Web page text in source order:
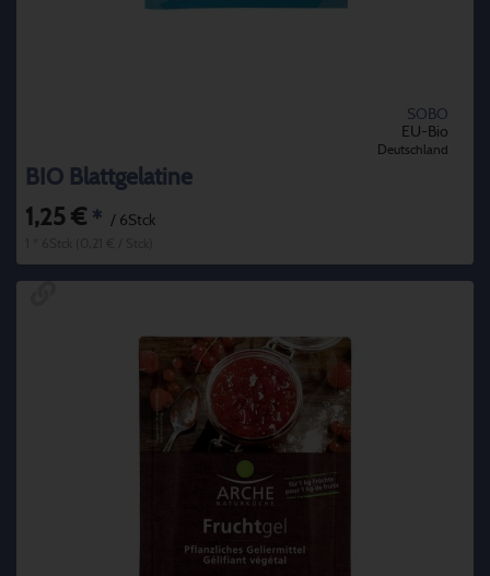
SOBO
EU-Bio
Deutschland
BIO Blattgelatine
1,25 € * / 6Stck